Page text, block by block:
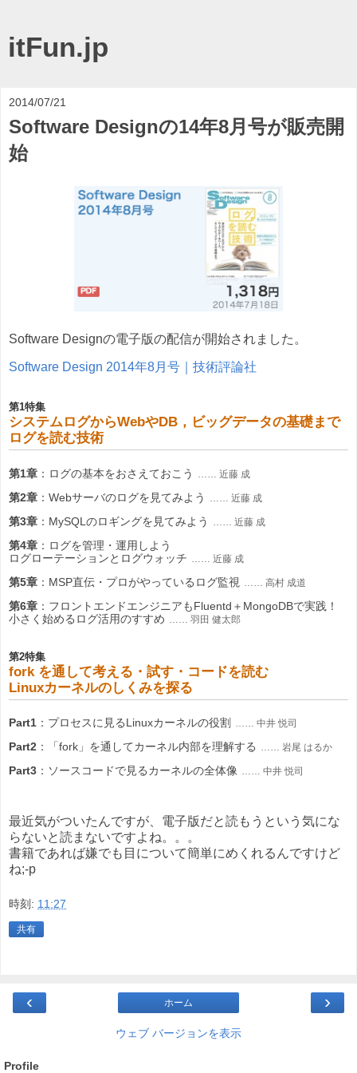
itFun.jp
2014/07/21
Software Designの14年8月号が販売開
始
Software Designの電子版の配信が開始されました。
Software Design 2014年8月号｜技術評論社
第1特集
システムログからWebやDB，ビッグデータの基礎まで
ログを読む技術
第1章 ：ログの基本をおさえておこう …… 近藤 成
第2章 ：Webサーバのログを見てみよう …… 近藤 成
第3章 ：MySQLのロギングを見てみよう …… 近藤 成
第4章 ：ログを管理・運用しよう
ログローテーションとログウォッチ
…… 近藤 成
第5章 ：MSP直伝・プロがやっているログ監視 …… 高村 成道
第6章 ： フロントエンドエンジニアもFluentd＋MongoDBで実践！
小さく始めるログ活用のすすめ
…… 羽田 健太郎
第2特集
fork を通して考える・試す・コードを読む
Linuxカーネルのしくみを探る
Part1 ：プロセスに見るLinuxカーネルの役割 …… 中井 悦司
Part2 ：「fork」を通してカーネル内部を理解する …… 岩尾 はるか
Part3 ：ソースコードで見るカーネルの全体像 …… 中井 悦司
最近気がついたんですが、電子版だと読もうという気にな
らないと読まないですよね。。。
書籍であれば嫌でも目について簡単にめくれるんですけど
ね;-p
時刻: 11:27
共有
‹ ›
ホーム
ウェブ バージョンを表示
Profile